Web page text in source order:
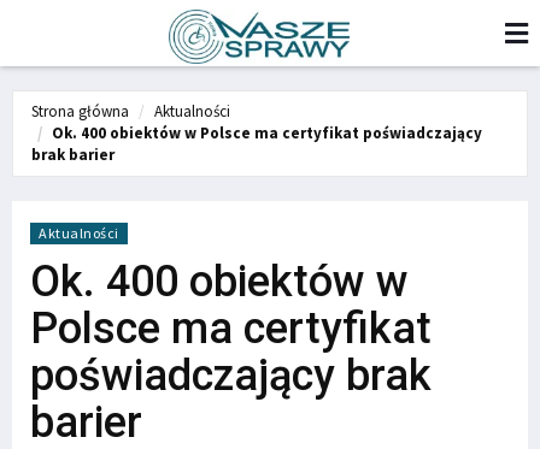
Strona główna
Aktualności
Ok. 400 obiektów w Polsce ma certyfikat poświadczający
brak barier
Aktualności
Ok. 400 obiektów w
Polsce ma certyfikat
poświadczający brak
barier